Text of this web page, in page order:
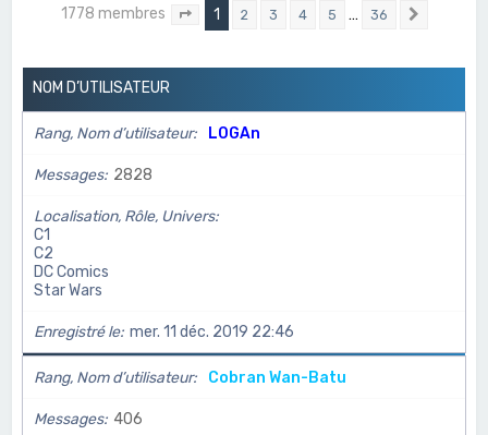
e
1778 membres Page sur 36
1 2 3 4 5 … 36
NOM D’UTILISATEUR
Rang, Nom d’utilisateur L0GAn
Messages 2828
Localisation, Rôle, Univers
C1
C2
DC Comics
Star Wars
Enregistré le mer. 11 déc. 2019 22:46
Rang, Nom d’utilisateur Cobran Wan-Batu
Messages 406